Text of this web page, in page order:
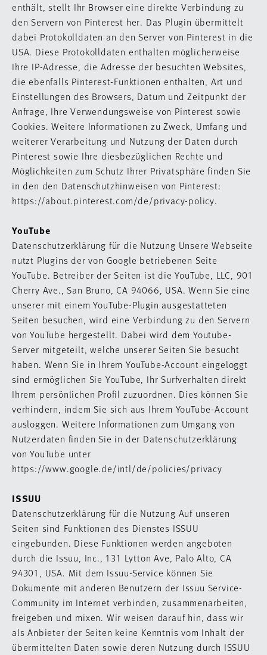
enthält, stellt Ihr Browser eine direkte Verbindung zu
den Servern von Pinterest her. Das Plugin übermittelt
dabei Protokolldaten an den Server von Pinterest in die
USA. Diese Protokolldaten enthalten möglicherweise
Ihre IP-Adresse, die Adresse der besuchten Websites,
die ebenfalls Pinterest-Funktionen enthalten, Art und
Einstellungen des Browsers, Datum und Zeitpunkt der
Anfrage, Ihre Verwendungsweise von Pinterest sowie
Cookies. Weitere Informationen zu Zweck, Umfang und
weiterer Verarbeitung und Nutzung der Daten durch
Pinterest sowie Ihre diesbezüglichen Rechte und
Möglichkeiten zum Schutz Ihrer Privatsphäre finden Sie
in den den Datenschutzhinweisen von Pinterest:
https://about.pinterest.com/de/privacy-policy.
YouTube
Datenschutzerklärung für die Nutzung Unsere Webseite
nutzt Plugins der von Google betriebenen Seite
YouTube. Betreiber der Seiten ist die YouTube, LLC, 901
Cherry Ave., San Bruno, CA 94066, USA. Wenn Sie eine
unserer mit einem YouTube-Plugin ausgestatteten
Seiten besuchen, wird eine Verbindung zu den Servern
von YouTube hergestellt. Dabei wird dem Youtube-
Server mitgeteilt, welche unserer Seiten Sie besucht
haben. Wenn Sie in Ihrem YouTube-Account eingeloggt
sind ermöglichen Sie YouTube, Ihr Surfverhalten direkt
Ihrem persönlichen Profil zuzuordnen. Dies können Sie
verhindern, indem Sie sich aus Ihrem YouTube-Account
ausloggen. Weitere Informationen zum Umgang von
Nutzerdaten finden Sie in der Datenschutzerklärung
von YouTube unter
https://www.google.de/intl/de/policies/privacy
ISSUU
Datenschutzerklärung für die Nutzung Auf unseren
Seiten sind Funktionen des Dienstes ISSUU
eingebunden. Diese Funktionen werden angeboten
durch die Issuu, Inc., 131 Lytton Ave, Palo Alto, CA
94301, USA. Mit dem Issuu-Service können Sie
Dokumente mit anderen Benutzern der Issuu Service-
Community im Internet verbinden, zusammenarbeiten,
freigeben und mixen. Wir weisen darauf hin, dass wir
als Anbieter der Seiten keine Kenntnis vom Inhalt der
übermittelten Daten sowie deren Nutzung durch ISSUU